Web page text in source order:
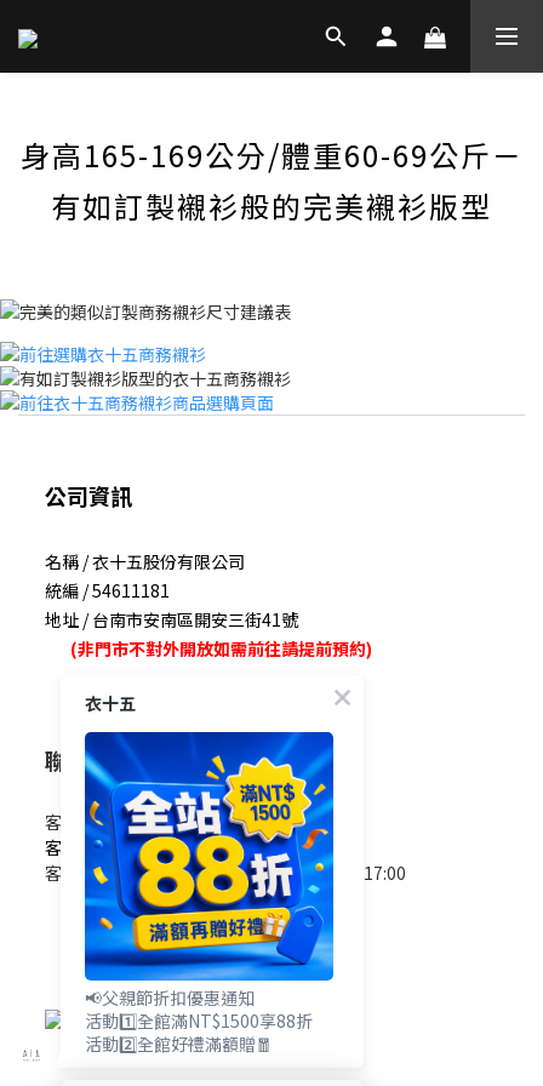
身高165-169公分/體重60-69公斤－
有如訂製襯衫般的完美襯衫版型
公司資訊
名稱 / 衣十五股份有限公司
統編 / 54611181
地址 / 台南市安南區開安三街41號
(非門市不對外開放如需前往請提前預約)
聯絡我們
客服電話 / 0965-825-178
客服信箱 / service@e15.com.tw
客服時間 / 週一至週五09:00~12:00/13:00~17:00
(國定假日除外)
衣十五
📢父親節折扣優惠通知
活動1️⃣全館滿NT$1500享88折
活動2️⃣全館好禮滿額贈🧧